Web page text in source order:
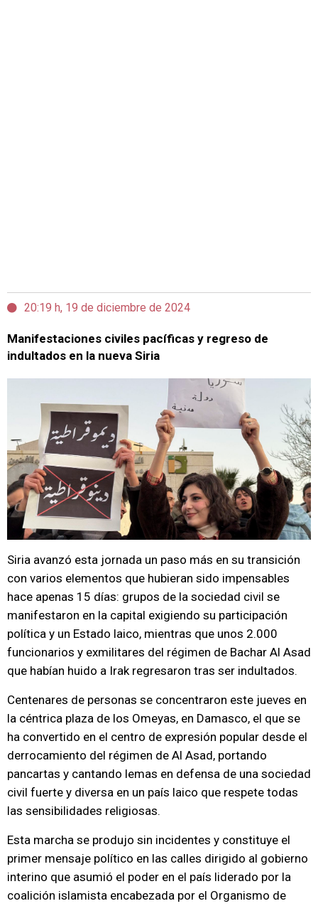
20:19 h, 19 de diciembre de 2024
Manifestaciones civiles pacíficas y regreso de
indultados en la nueva Siria
Siria avanzó esta jornada un paso más en su transición
con varios elementos que hubieran sido impensables
hace apenas 15 días: grupos de la sociedad civil se
manifestaron en la capital exigiendo su participación
política y un Estado laico, mientras que unos 2.000
funcionarios y exmilitares del régimen de Bachar Al Asad
que habían huido a Irak regresaron tras ser indultados.
Centenares de personas se concentraron este jueves en
la céntrica plaza de los Omeyas, en Damasco, el que se
ha convertido en el centro de expresión popular desde el
derrocamiento del régimen de Al Asad, portando
pancartas y cantando lemas en defensa de una sociedad
civil fuerte y diversa en un país laico que respete todas
las sensibilidades religiosas.
Esta marcha se produjo sin incidentes y constituye el
primer mensaje político en las calles dirigido al gobierno
interino que asumió el poder en el país liderado por la
coalición islamista encabezada por el Organismo de